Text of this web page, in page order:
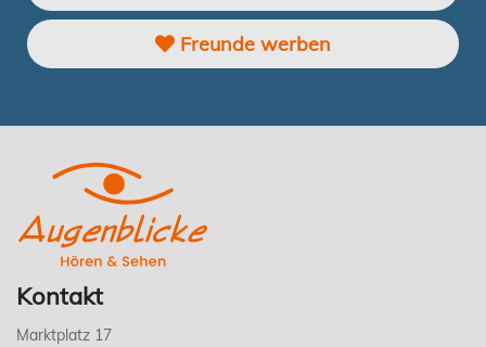
Freunde werben
Kontakt
Marktplatz 17